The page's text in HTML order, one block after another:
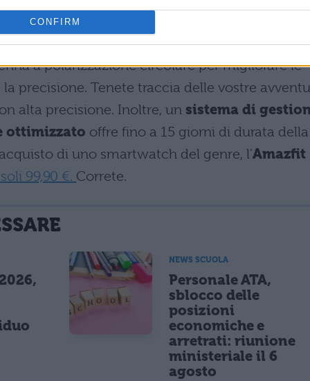
CONFIRM
automaticamente 7 sport.
sistemi di posizionamento satellitaree
a polarizzazione circolare per migliorare le
precisione. Tenete traccia delle vostre
alta precisione. Inoltre, un sistema di
ottimizzato offre fino a 15 giorni di durata della
di uno smartwatch del genre, l’Amazfit
99,90 €. Correte.
NEWS SCUOLA
Personale ATA,
sblocco delle
posizioni
economiche e
arretrati: riunione
ministeriale il 6
agosto